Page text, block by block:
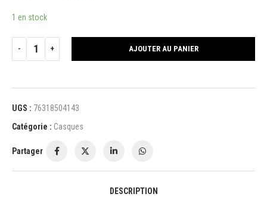
1 en stock
AJOUTER AU PANIER
UGS : 76318504143
Catégorie : Casques
Partager
DESCRIPTION